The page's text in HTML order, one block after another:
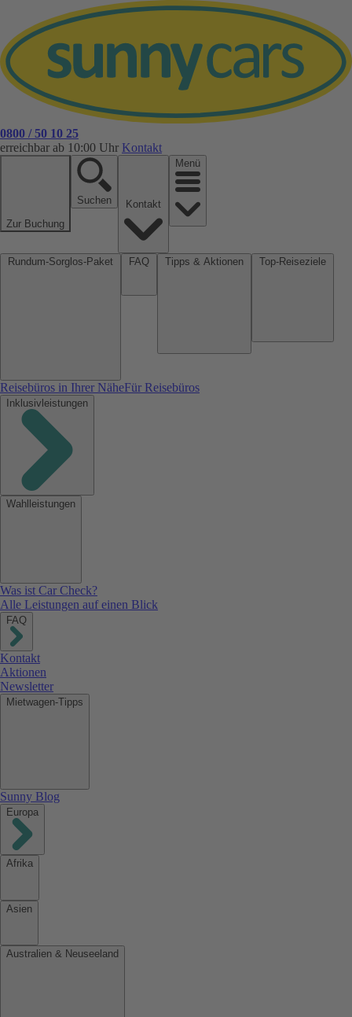
0800 / 50 10 25
erreichbar ab 10:00 Uhr Kontakt
Zur Buchung
Suchen
Menü
Reisebüros in Ihrer NäheFür Reisebüros
Inklusivleistungen
Wahlleistungen
Was ist Car Check?
Alle Leistungen auf einen Blick
FAQ
Kontakt
Aktionen
Newsletter
Mietwagen-Tipps
Sunny Blog
Europa
Afrika
Asien
Australien & Neuseeland